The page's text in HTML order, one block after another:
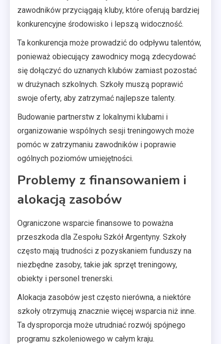
zawodników przyciągają kluby, które oferują bardziej
konkurencyjne środowisko i lepszą widoczność.
Ta konkurencja może prowadzić do odpływu talentów,
ponieważ obiecujący zawodnicy mogą zdecydować
się dołączyć do uznanych klubów zamiast pozostać
w drużynach szkolnych. Szkoły muszą poprawić
swoje oferty, aby zatrzymać najlepsze talenty.
Budowanie partnerstw z lokalnymi klubami i
organizowanie wspólnych sesji treningowych może
pomóc w zatrzymaniu zawodników i poprawie
ogólnych poziomów umiejętności.
Problemy z finansowaniem i
alokacją zasobów
Ograniczone wsparcie finansowe to poważna
przeszkoda dla Zespołu Szkół Argentyny. Szkoły
często mają trudności z pozyskaniem funduszy na
niezbędne zasoby, takie jak sprzęt treningowy,
obiekty i personel trenerski.
Alokacja zasobów jest często nierówna, a niektóre
szkoły otrzymują znacznie więcej wsparcia niż inne.
Ta dysproporcja może utrudniać rozwój spójnego
programu szkoleniowego w całym kraju.